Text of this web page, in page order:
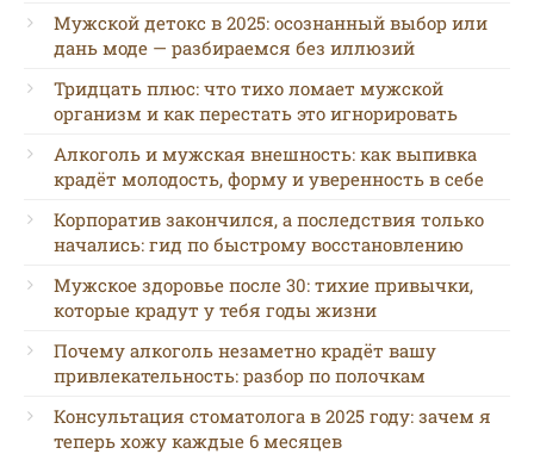
Мужской детокс в 2025: осознанный выбор или
дань моде — разбираемся без иллюзий
Тридцать плюс: что тихо ломает мужской
организм и как перестать это игнорировать
Алкоголь и мужская внешность: как выпивка
крадёт молодость, форму и уверенность в себе
Корпоратив закончился, а последствия только
начались: гид по быстрому восстановлению
Мужское здоровье после 30: тихие привычки,
которые крадут у тебя годы жизни
Почему алкоголь незаметно крадёт вашу
привлекательность: разбор по полочкам
Консультация стоматолога в 2025 году: зачем я
теперь хожу каждые 6 месяцев